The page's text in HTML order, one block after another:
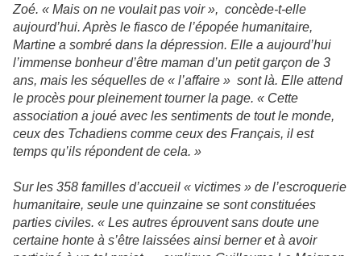
Zoé. « Mais on ne voulait pas voir », concède-t-elle
aujourd’hui. Après le fiasco de l’épopée humanitaire,
Martine a sombré dans la dépression. Elle a aujourd’hui
l’immense bonheur d’être maman d’un petit garçon de 3
ans, mais les séquelles de « l’affaire » sont là. Elle attend
le procès pour pleinement tourner la page. « Cette
association a joué avec les sentiments de tout le monde,
ceux des Tchadiens comme ceux des Français, il est
temps qu’ils répondent de cela. »
Sur les 358 familles d’accueil « victimes » de l’escroquerie
humanitaire, seule une quinzaine se sont constituées
parties civiles. « Les autres éprouvent sans doute une
certaine honte à s’être laissées ainsi berner et à avoir